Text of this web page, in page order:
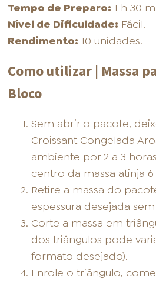
Tempo de Preparo: 1 h 30
Nível de Dificuldade: Fácil.
Rendimento: 10 unidades.
Como utilizar | Massa
Bloco
Sem abrir o pacote,
Croissant Congelada
ambiente por 2 a 3
centro da massa atinja 6
Retire a massa do
espessura desejada
Corte a massa em
dos triângulos pode
formato desejado).
Enrole o triângulo,